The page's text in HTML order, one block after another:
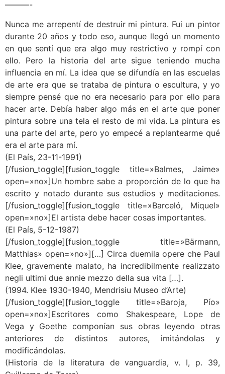
———-
Nunca me arrepentí de destruir mi pintura. Fui un pintor
durante 20 años y todo eso, aunque llegó un momento
en que sentí que era algo muy restrictivo y rompí con
ello. Pero la historia del arte sigue teniendo mucha
influencia en mí. La idea que se difundía en las escuelas
de arte era que se trataba de pintura o escultura, y yo
siempre pensé que no era necesario para por ello para
hacer arte. Debía haber algo más en el arte que poner
pintura sobre una tela el resto de mi vida. La pintura es
una parte del arte, pero yo empecé a replantearme qué
era el arte para mí.
(El País, 23-11-1991)
[/fusion_toggle][fusion_toggle title=»Balmes, Jaime»
open=»no»]Un hombre sabe a proporción de lo que ha
escrito y notado durante sus estudios y meditaciones.
[/fusion_toggle][fusion_toggle title=»Barceló, Miquel»
open=»no»]El artista debe hacer cosas importantes.
(El País, 5-12-1987)
[/fusion_toggle][fusion_toggle title=»Bärmann,
Matthias» open=»no»][…] Circa duemila opere che Paul
Klee, gravemente malato, ha incredibilmente realizzato
negli ultimi due annie mezzo della sua vita […].
(1994. Klee 1930-1940, Mendrisiu Museo d’Arte)
[/fusion_toggle][fusion_toggle title=»Baroja, Pío»
open=»no»]Escritores como Shakespeare, Lope de
Vega y Goethe componían sus obras leyendo otras
anteriores de distintos autores, imitándolas y
modificándolas.
(Historia de la literatura de vanguardia, v. I, p. 39,